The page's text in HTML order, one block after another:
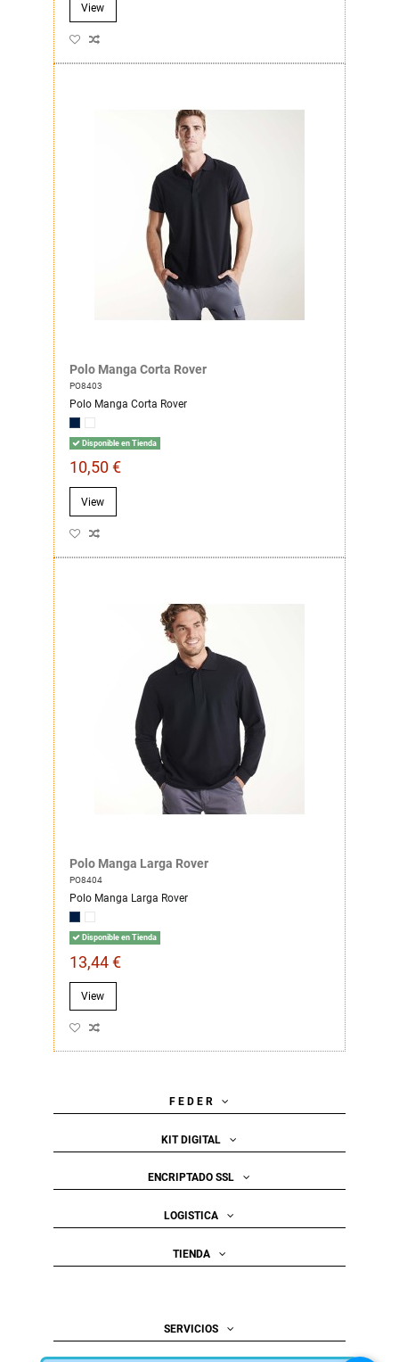
View
Polo Manga Corta Rover
PO8403
Polo Manga Corta Rover
Disponible en Tienda
10,50 €
View
Polo Manga Larga Rover
PO8404
Polo Manga Larga Rover
Disponible en Tienda
13,44 €
View
F E D E R
KIT DIGITAL
ENCRIPTADO SSL
LOGISTICA
TIENDA
SERVICIOS